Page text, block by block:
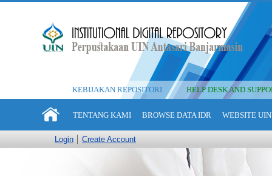
KEBIJAKAN REPOSITORI HELP DESK AND
TENTANG KAMI BROWSE DATA IDR WEBSITE
Login Create Account